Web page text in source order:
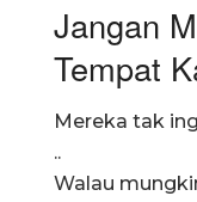
Jangan
Tempat
Mereka tak
..
Walau